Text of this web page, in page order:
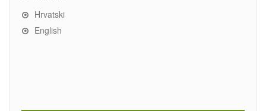
Hrvatski
English